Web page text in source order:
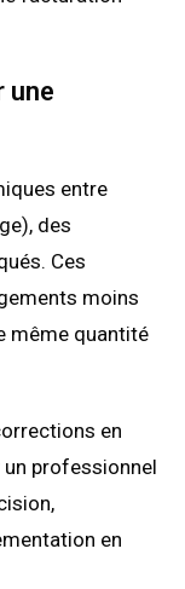
une
entre
des
Ces
moins
même quantité
en
un professionnel
en